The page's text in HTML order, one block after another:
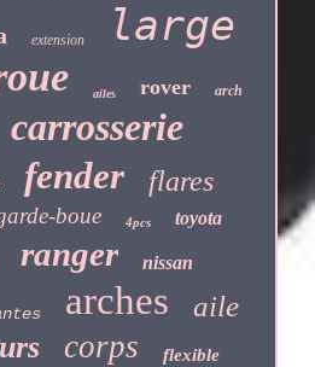
extension large
ailes rover arch
carrosserie
fender flares
boue 4pcs toyota
ranger nissan
arches aile
corps flexible